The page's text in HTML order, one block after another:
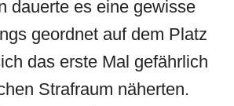
dauerte es eine gewisse
geordnet auf dem Platz
das erste Mal gefährlich
Strafraum näherten.